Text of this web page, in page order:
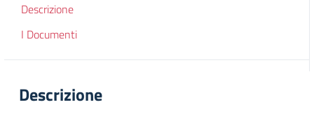
Descrizione
I Documenti
Descrizione